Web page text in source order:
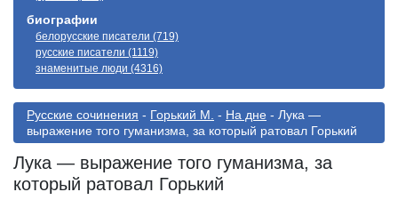
биографии
белорусские писатели (719)
русские писатели (1119)
знаменитые люди (4316)
Русские сочинения - Горький М. - На дне - Лука —
выражение того гуманизма, за который ратовал Горький
Лука — выражение того гуманизма, за
который ратовал Горький